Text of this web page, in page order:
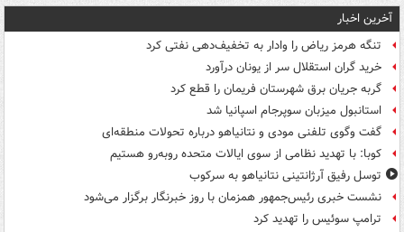
آخرین اخبار
تنگه هرمز ریاض را وادار به تخفیف‌دهی نفتی کرد
خرید گران استقلال سر از یونان درآورد
گربه جریان برق شهرستان فریمان را قطع کرد
استانبول میزبان سوپرجام اسپانیا شد
گفت وگوی تلفنی مودی و نتانیاهو درباره تحولات منطقه‌ای
کوبا: با تهدید نظامی از سوی ایالات متحده روبه‌رو هستیم
توسل رفیق آرژانتینی نتانیاهو به سرکوب
نشست خبری رئیس‌جمهور همزمان با روز خبرنگار برگزار می‌شود
ترامپ سوئیس را تهدید کرد